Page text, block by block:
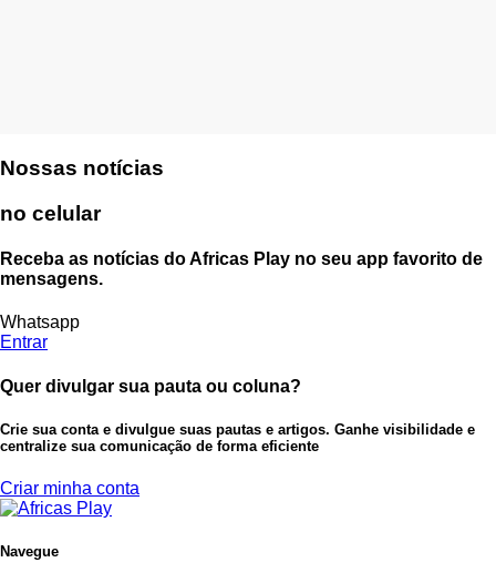
Nossas notícias
no celular
Receba as notícias do Africas Play no seu app favorito de
mensagens.
Whatsapp
Entrar
Quer divulgar sua pauta ou coluna?
Crie sua conta e divulgue suas pautas e artigos. Ganhe visibilidade e
centralize sua comunicação de forma eficiente
Criar minha conta
Navegue